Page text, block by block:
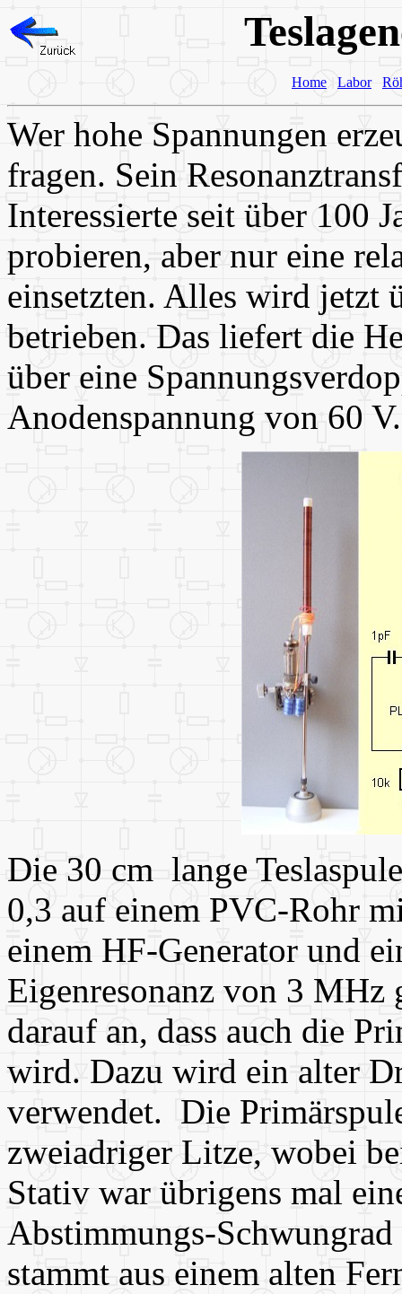
Home Labor
Wer hohe Spannungen
fragen. Sein
Interessierte seit über 100
probieren, aber nur eine
einsetzten. Alles wird jetzt
betrieben. Das liefert die
über eine
Anodenspannung von 60 V.
Die 30 cm lange
0,3 auf einem PVC-Rohr
einem HF-Generator und
Eigenresonanz von 3 MHz
darauf an, dass auch die
wird. Dazu wird ein alter
verwendet. Die
zweiadriger Litze, wobei
Stativ war übrigens mal
Abstimmungs-
stammt aus einem alten